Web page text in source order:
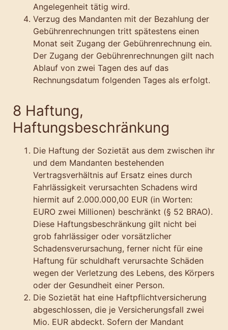
Angelegenheit tätig wird.
Verzug des Mandanten mit der Bezahlung der
Gebührenrechnungen tritt spätestens einen
Monat seit Zugang der Gebührenrechnung ein.
Der Zugang der Gebührenrechnungen gilt nach
Ablauf von zwei Tagen des auf das
Rechnungsdatum folgenden Tages als erfolgt.
8 Haftung,
Haftungsbeschränkung
Die Haftung der Sozietät aus dem zwischen ihr
und dem Mandanten bestehenden
Vertragsverhältnis auf Ersatz eines durch
Fahrlässigkeit verursachten Schadens wird
hiermit auf 2.000.000,00 EUR (in Worten:
EURO zwei Millionen) beschränkt (§ 52 BRAO).
Diese Haftungsbeschränkung gilt nicht bei
grob fahrlässiger oder vorsätzlicher
Schadensverursachung, ferner nicht für eine
Haftung für schuldhaft verursachte Schäden
wegen der Verletzung des Lebens, des Körpers
oder der Gesundheit einer Person.
Die Sozietät hat eine Haftpflichtversicherung
abgeschlossen, die je Versicherungsfall zwei
Mio. EUR abdeckt. Sofern der Mandant